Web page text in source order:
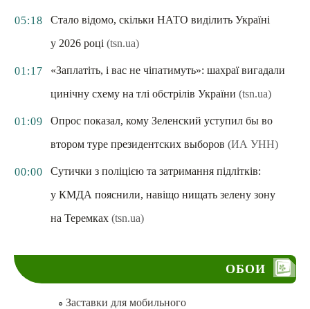
05:18
Стало відомо, скільки НАТО виділить Україні
у 2026 році (tsn.ua)
01:17
«Заплатіть, і вас не чіпатимуть»: шахраї вигадали
цинічну схему на тлі обстрілів України (tsn.ua)
01:09
Опрос показал, кому Зеленский уступил бы во
втором туре президентских выборов (ИА УНН)
00:00
Сутички з поліцією та затримання підлітків:
у КМДА пояснили, навіщо нищать зелену зону
на Теремках (tsn.ua)
ОБОИ
Заставки для мобильного